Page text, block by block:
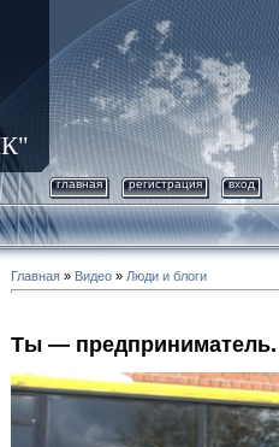
главная регистрация вход
Главная » Видео » Люди и блоги
Ты — предприниматель.